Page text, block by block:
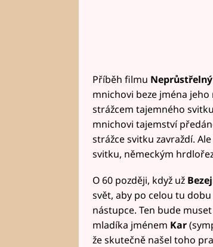
Příběh filmu
mnichovi beze jména
strážcem tajemného
mnichovi tajemství
strážce svitku zavraždí.
svitku, německým
O 60 později, když už
svět, aby po celou tu
nástupce. Ten bude
mladíka jménem Kar
že skutečně našel toho